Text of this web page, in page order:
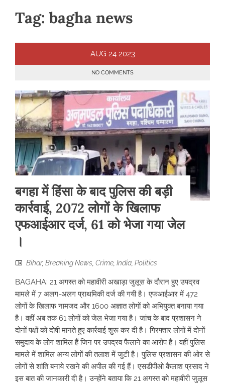
Tag:bagha news
AUG 24 2023
NO COMMENTS
बगहा में हिंसा के बाद पुलिस की बड़ी
कार्रवाई, 2072 लोगों के खिलाफ
एफआईआर दर्ज, 61 को भेजा गया जेल
।
Bihar, Breaking News, Crime, India, Politics
BAGAHA: 21 अगस्त को महावीरी अखाड़ा जुलूस के दौरान हुए उपद्रव
मामले में 7 अलग-अलग प्राथमिकी दर्ज की गयी है। एफआईआर में 472
लोगों के खिलाफ नामजद और 1600 अज्ञात लोगों को अभियुक्त बनाया गया
है। वहीं अब तक 61 लोगों को जेल भेजा गया है। जांच के बाद प्रशासन ने
दोनों पक्षों को दोषी मानते हुए कार्रवाई शुरू कर दी है। गिरफ्तार लोगों में दोनों
समुदाय के लोग शामिल हैं जिन पर उपद्रव फैलाने का आरोप है। वहीं पुलिस
मामले में शामिल अन्य लोगों की तलाश में जुटी है। पुलिस प्रशासन की ओर से
लोगों से शांति बनाये रखने की अपील की गई हैं। एसडीपीओ कैलाश प्रसाद ने
इस बात की जानकारी दी है। उन्होंने बताया कि 21 अगस्त को महावीरी जुलूस